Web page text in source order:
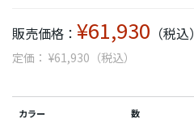
販売価格： ¥61,930 （税込）
定価： ¥61,930（税込）
カラー 数